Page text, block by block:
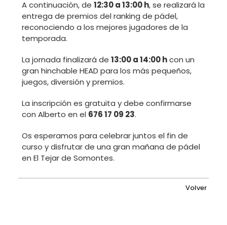
A continuación, de12:30 a 13:00 h, se realizará la
entrega de premios del ranking de pádel,
reconociendo a los mejores jugadores de la
temporada.
La jornada finalizará de13:00 a 14:00 hcon un
gran hinchable HEAD para los más pequeños,
juegos, diversión y premios.
La inscripción es gratuita y debe confirmarse
con Alberto en el 676 17 09 23.
Os esperamos para celebrar juntos el fin de
curso y disfrutar de una gran mañana de pádel
en El Tejar de Somontes.
Volver